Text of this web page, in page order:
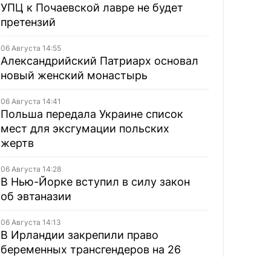
УПЦ к Почаевской лавре не будет
претензий
06 Августа 14:55
Александрийский Патриарх основал
новый женский монастырь
06 Августа 14:41
Польша передала Украине список
мест для эксгумации польских
жертв
06 Августа 14:28
В Нью-Йорке вступил в силу закон
об эвтаназии
06 Августа 14:13
В Ирландии закрепили право
беременных трансгендеров на 26